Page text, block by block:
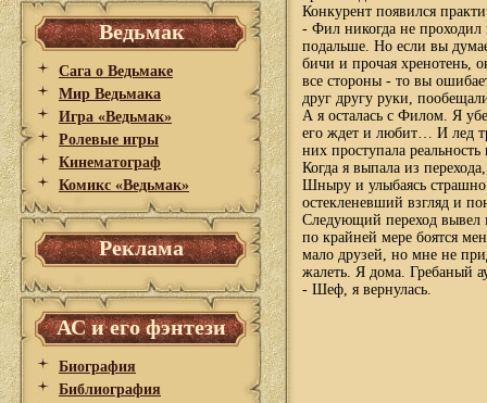
Ведьмак
Сага о Ведьмаке
Мир Ведьмака
Игра «Ведьмак»
Ролевые игры
Кинематограф
Комикс «Ведьмак»
Реклама
АС и его фэнтези
Биография
Библиография
Конкурент появился
- Фил никогда не проходил
подальше. Но если вы
бичи и прочая хренотень,
все стороны - то вы
друг другу руки,
А я осталась с Филом. Я
его ждет и любит… И лед
них проступала
Когда я выпала из
Шныру и улыбаясь страшно
остекленевший взгляд и
Следующий переход вывел
по крайней мере боятся
мало друзей, но мне не
жалеть. Я дома. Гребаный
- Шеф, я вернулась.